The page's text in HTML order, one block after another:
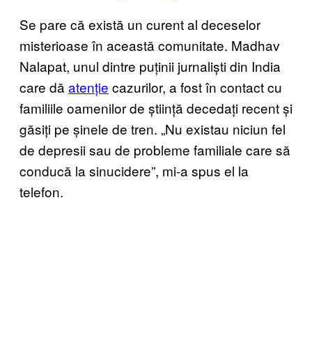
Se pare că există un curent al deceselor
misterioase în această comunitate. Madhav
Nalapat, unul dintre puținii jurnaliști din India
care dă atenție cazurilor, a fost în contact cu
familiile oamenilor de știință decedați recent și
găsiți pe șinele de tren. „Nu existau niciun fel
de depresii sau de probleme familiale care să
conducă la sinucidere”, mi-a spus el la
telefon.